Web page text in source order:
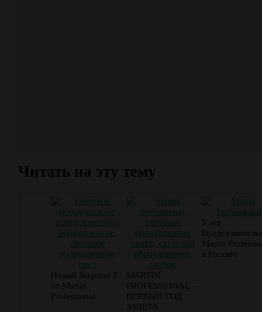
Читать на эту тему
Новый Stagebar 2
от Martin
Professional
MARTIN
PROFESSIONAL –
ПЕРВЫЙ ГОД
ЗАЧЕТА
5 лет
Martin
в России!